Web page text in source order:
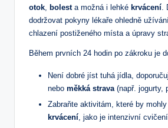
otok,‌ bolesta možná i ⁤lehké krvácení.
‍dodržovat pokyny ​lékaře ohledně
chlazení postiženého místa ‌a úpravy
Během prvních 24 hodin po zákroku je
Není dobré jíst tuhá jídla,
nebo měkká strava(např. jogurty,
Zabraňte aktivitám, které by
krvácení, jako je intenzivní